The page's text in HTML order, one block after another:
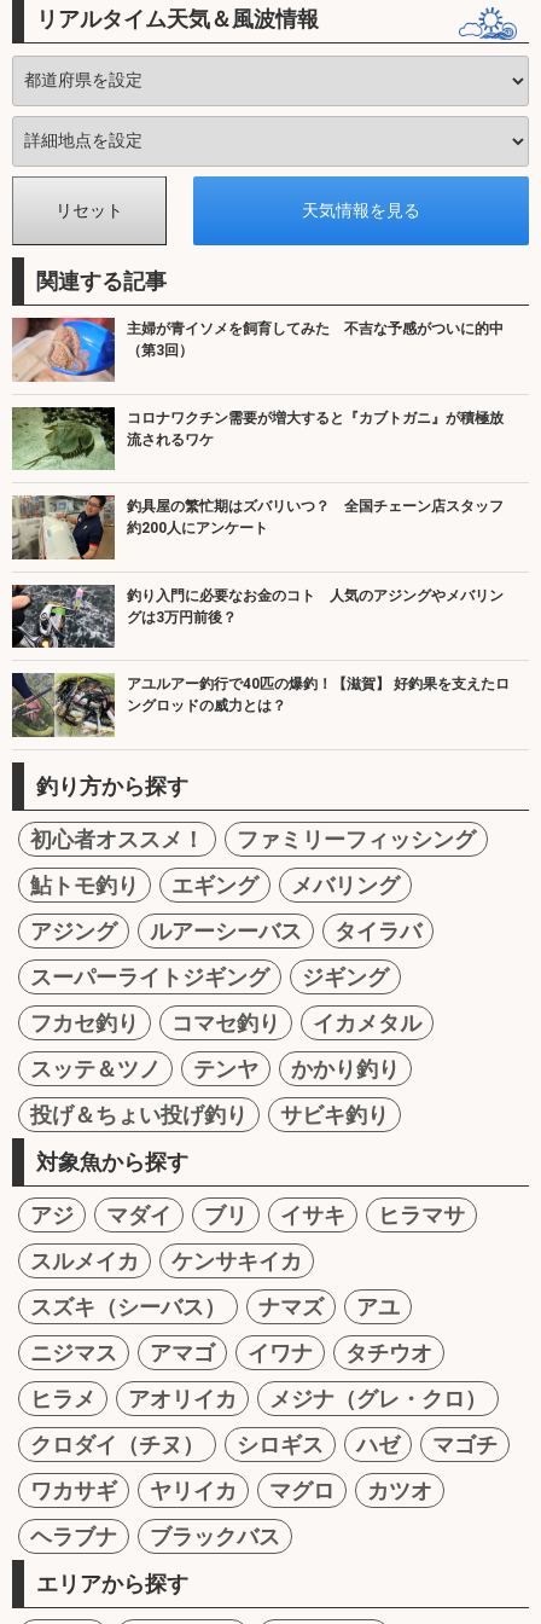
リアルタイム天気＆風波情報
関連する記事
主婦が青イソメを飼育してみた 不吉な予感がついに的中
（第3回）
コロナワクチン需要が増大すると『カブトガニ』が積極放
流されるワケ
釣具屋の繁忙期はズバリいつ？ 全国チェーン店スタッフ
約200人にアンケート
釣り入門に必要なお金のコト 人気のアジングやメバリン
グは3万円前後？
アユルアー釣行で40匹の爆釣！【滋賀】 好釣果を支えたロ
ングロッドの威力とは？
釣り方から探す
初心者オススメ！
ファミリーフィッシング
鮎トモ釣り
エギング
メバリング
アジング
ルアーシーバス
タイラバ
スーパーライトジギング
ジギング
フカセ釣り
コマセ釣り
イカメタル
スッテ＆ツノ
テンヤ
かかり釣り
投げ＆ちょい投げ釣り
サビキ釣り
対象魚から探す
アジ マダイ ブリ イサキ
ヒラマサ
スルメイカ
ケンサキイカ
スズキ（シーバス）
ナマズ
アユ
ニジマス
アマゴ イワナ
タチウオ
ヒラメ
アオリイカ
メジナ（グレ・クロ）
クロダイ（チヌ）
シロギス ハゼ
マゴチ
ワカサギ
ヤリイカ マグロ
カツオ
ヘラブナ
ブラックバス
エリアから探す